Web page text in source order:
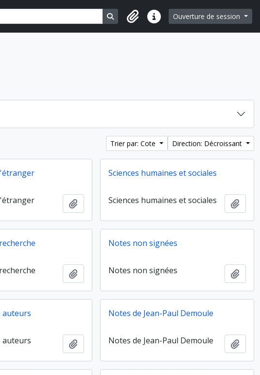
Search in browse page
Liens rapidesOuverture de session
Trier par: Cote Direction: Décroissant
Ajouter au presse-papier
Sciences humaines et sociales
Sciences humaines et sociales
Ajouter au presse-papier
Notes non signées
Notes non signées
auteurs
auteurs Ajouter au presse-papier
Notes de Jean-Paul Demoule
Notes de Jean-Paul Demoule